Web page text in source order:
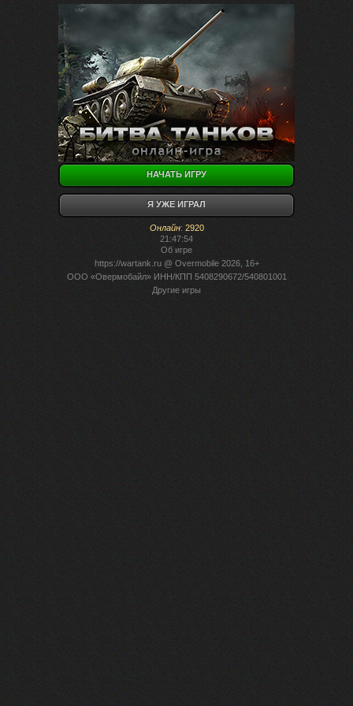
НАЧАТЬ ИГРУ
Я УЖЕ ИГРАЛ
Онлайн: 2920
21:47:54
Об игре
https://wartank.ru@ Overmobile 2026, 16+
ООО «Овермобайл» ИНН/КПП 5408290672/540801001
Другие игры